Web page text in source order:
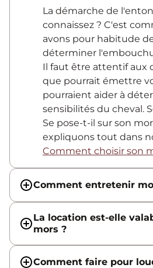
La démarche de
connaissez ? C'est
avons pour habitude
déterminer
Il faut être attentif aux
que pourrait émettre
pourraient aider à
sensibilités du cheval.
Se pose-t-il sur son
expliquons tout dans
Comment choisir son
Comment entretenir
La location est-elle
mors ?
Comment faire pour